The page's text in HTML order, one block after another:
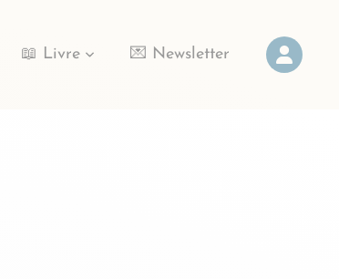
📖 Livre 💌 Newsletter